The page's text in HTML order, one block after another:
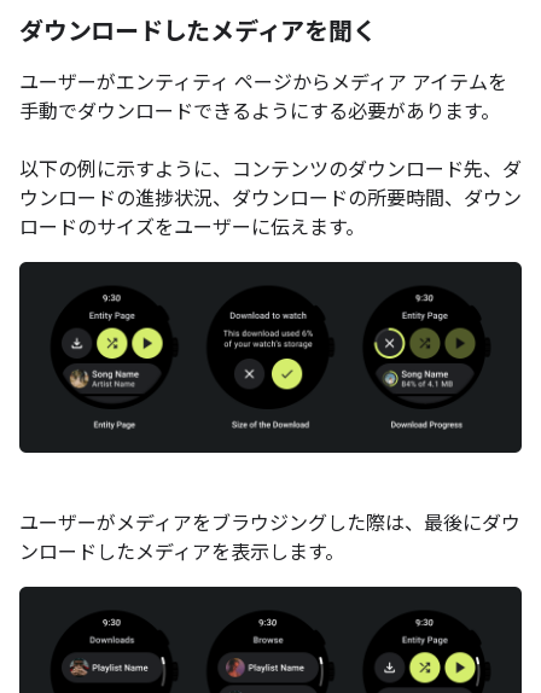
ダウンロードしたメディアを聞く
ユーザーがエンティティ ページからメディア アイテムを
手動でダウンロードできるようにする必要があります。
以下の例に示すように、コンテンツのダウンロード先、ダ
ウンロードの進捗状況、ダウンロードの所要時間、ダウン
ロードのサイズをユーザーに伝えます。
ユーザーがメディアをブラウジングした際は、最後にダウ
ンロードしたメディアを表示します。